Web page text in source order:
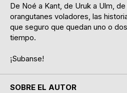
De Noé a Kant, de Uruk a Ulm,
orangutanes voladores, las
que seguro que quedan uno o
tiempo.
¡Subanse!
SOBRE EL AUTOR